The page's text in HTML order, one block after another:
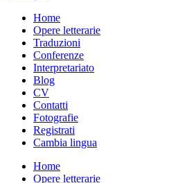
Home
Opere letterarie
Traduzioni
Conferenze
Interpretariato
Blog
CV
Contatti
Fotografie
Registrati
Cambia lingua
Home
Opere letterarie